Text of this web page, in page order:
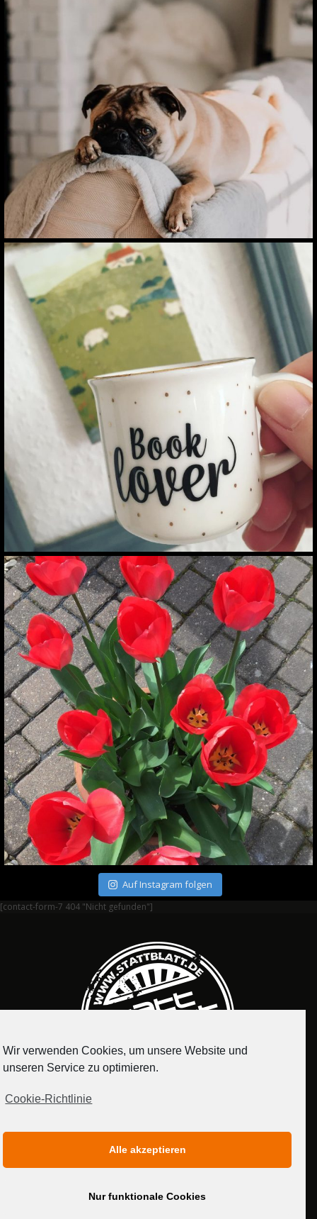
Auf Instagram folgen
[contact-form-7 404 "Nicht gefunden"]
MEDIADATEN
Wir verwenden Cookies, um unsere Website und
unseren Service zu optimieren.
Cookie-Richtlinie
Alle akzeptieren
Nur funktionale Cookies